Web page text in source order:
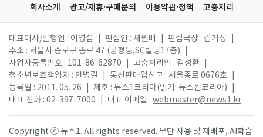
회사소개 광고/제휴·구매문의 이용약관·정책 고충처리
대표이사/발행인 : 이영섭 편집인 : 채원배 편집국장 : 김기성
주소 : 서울시 종로구 종로 47 (공평동,SC빌딩17층)
사업자등록번호 : 101-86-62870
고충처리인 : 김성환
청소년보호책임자 : 안병길
통신판매업신고 : 서울종로 0676호
등록일 : 2011. 05. 26
제호 : 뉴스1코리아(읽기: 뉴스원코리아)
대표 전화 : 02-397-7000
대표 이메일 : webmaster@news1.kr
Copyright ⓒ 뉴스1. All rights reserved. 무단 사용 및 재배포, AI학습